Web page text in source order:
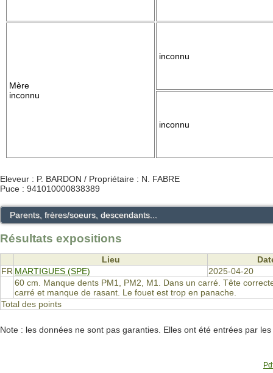
Mère
inconnu
inconnu
inconnu
Eleveur : P. BARDON / Propriétaire : N. FABRE
Puce : 941010000838389
Parents, frères/soeurs, descendants...
Résultats expositions
Lieu
FR MARTIGUES (SPE)
2025-04-20
60 cm. Manque dents PM1, PM2, M1. Dans un carré. Tête
carré et manque de rasant. Le fouet est trop en panache.
Total des points
Note : les données ne sont pas garanties. Elles ont été entrées par